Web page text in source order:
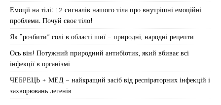
Емоції на тілі: 12 сигналів нашого тіла про внутрішні емоційні
проблеми. Почуй своє тіло!
Як “розбити” солі в області шиї – природні, народні рецепти
Ось він! Потужний природний антибіотик, який вбиває всі
інфекції в організмі
ЧЕБРЕЦЬ + МЕД – найкращий засіб від респіраторних інфекцій і
захворювань легенів